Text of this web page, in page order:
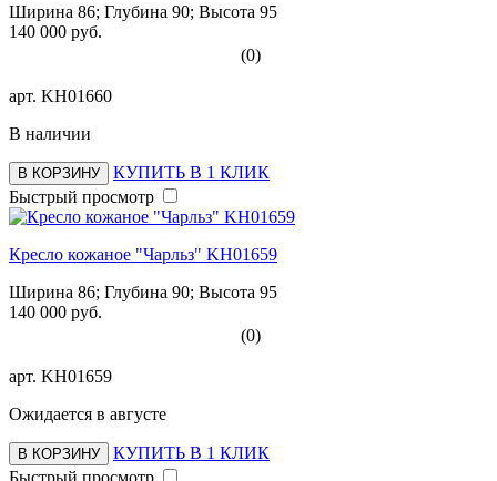
Ширина 86; Глубина 90; Высота 95
140 000 руб.
(0)
арт. KH01660
В наличии
В КОРЗИНУ
КУПИТЬ В 1 КЛИК
Быстрый просмотр
Кресло кожаное "Чарльз" KH01659
Ширина 86; Глубина 90; Высота 95
140 000 руб.
(0)
арт. KH01659
Ожидается в августе
В КОРЗИНУ
КУПИТЬ В 1 КЛИК
Быстрый просмотр